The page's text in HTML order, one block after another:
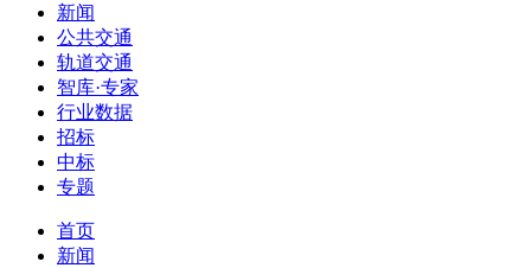
新闻
公共交通
轨道交通
智库·专家
行业数据
招标
中标
专题
首页
新闻